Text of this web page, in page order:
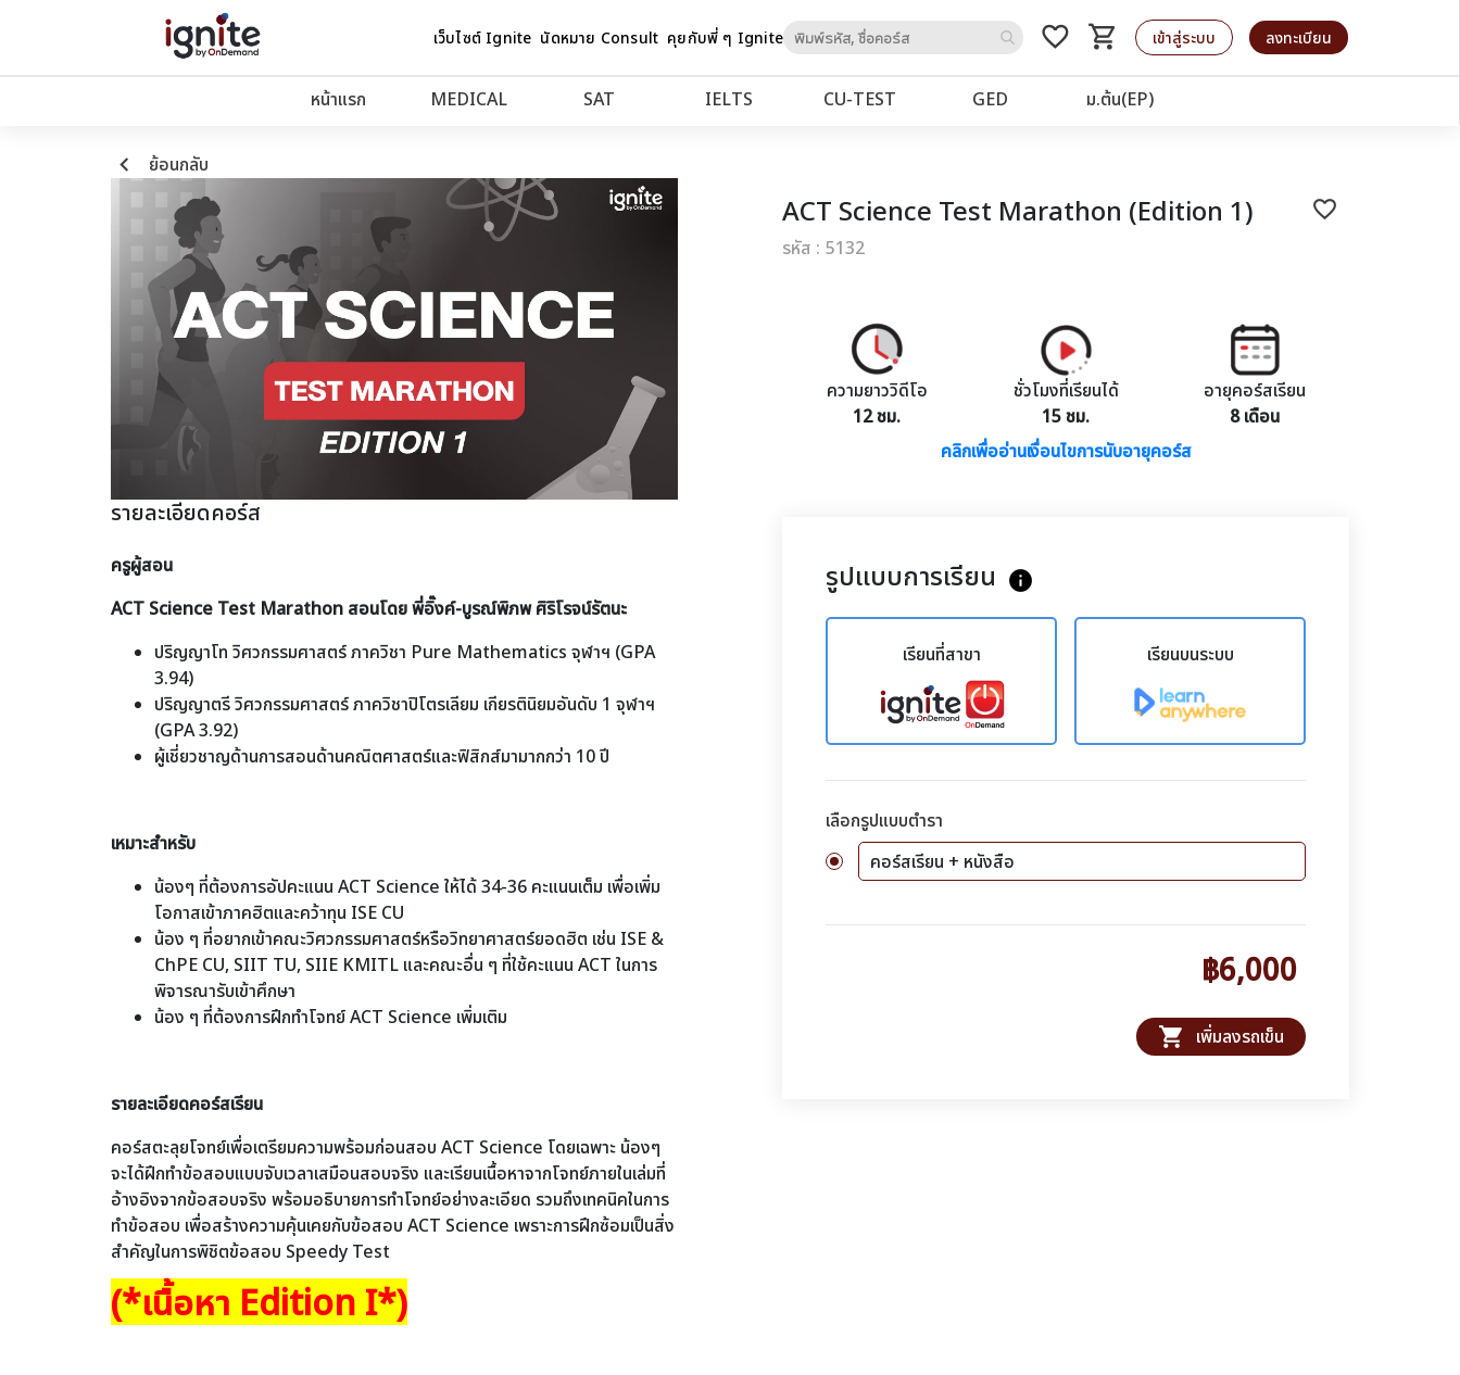
เว็บไซต์ Ignite นัดหมาย Consult คุยกับพี่ ๆ Igniteto
favorite_border shopping_cart
รถเข็น เข้าสู่ระบบ ลงทะเบียน
หน้าแรก MEDICAL SAT IELTS CU‑TEST GED ม.ต้น(EP)
keyboard_arrow_left ย้อนกลับ
favorite_border
ACT Science Test Marathon (Edition 1)
รหัส : 5132
ความยาววิดีโอ
12 ชม.
ชั่วโมงที่เรียนได้
15 ชม.
อายุคอร์สเรียน
8 เดือน
คลิกเพื่ออ่านเงื่อนไขการนับอายุคอร์ส
รูปแบบการเรียน info
เรียนที่สาขา เรียนบนระบบ
เลือกรูปแบบตำรา
คอร์สเรียน + หนังสือ
฿6,000
shopping_cart เพิ่มลงรถเข็น
รายละเอียดคอร์ส
ครูผู้สอน
ACT Science Test Marathon สอนโดย พี่อิ๊งค์-บูรณ์พิภพ ศิริโรจน์รัตนะ
ปริญญาโท วิศวกรรมศาสตร์ ภาควิชา Pure Mathematics จุฬาฯ (GPA
3.94)
ปริญญาตรี วิศวกรรมศาสตร์ ภาควิชาปิโตรเลียม เกียรตินิยมอันดับ 1 จุฬาฯ
(GPA 3.92)
ผู้เชี่ยวชาญด้านการสอนด้านคณิตศาสตร์และฟิสิกส์มามากกว่า 10 ปี
เหมาะสำหรับ
น้องๆ ที่ต้องการอัปคะแนน ACT Science ให้ได้ 34-36 คะแนนเต็ม เพื่อเพิ่ม
โอกาสเข้าภาคฮิตและคว้าทุน ISE CU
น้อง ๆ ที่อยากเข้าคณะวิศวกรรมศาสตร์หรือวิทยาศาสตร์ยอดฮิต เช่น ISE &
ChPE CU, SIIT TU, SIIE KMITL และคณะอื่น ๆ ที่ใช้คะแนน ACT ในการ
พิจารณารับเข้าศึกษา
น้อง ๆ ที่ต้องการฝึกทำโจทย์ ACT Science เพิ่มเติม
รายละเอียดคอร์สเรียน
คอร์สตะลุยโจทย์เพื่อเตรียมความพร้อมก่อนสอบ ACT Science โดยเฉพาะ น้องๆ
จะได้ฝึกทำข้อสอบแบบจับเวลาเสมือนสอบจริง และเรียนเนื้อหาจากโจทย์ภายในเล่มที่
อ้างอิงจากข้อสอบจริง พร้อมอธิบายการทำโจทย์อย่างละเอียด รวมถึงเทคนิคในการ
ทำข้อสอบ เพื่อสร้างความคุ้นเคยกับข้อสอบ ACT Science เพราะการฝึกซ้อมเป็นสิ่ง
สำคัญในการพิชิตข้อสอบ Speedy Test
(*เนื้อหา Edition I*)